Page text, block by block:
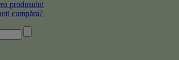
produsului
cumpăra?